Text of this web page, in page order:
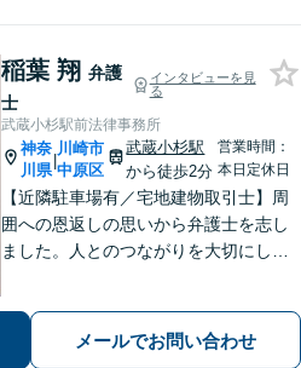
稲葉 翔 弁護
士
インタビューを見
る
武蔵小杉駅前法律事務所
神奈
川県
|
川崎市
中原区
武蔵小杉駅
から徒歩2分
営業時間：
本日定休日
【近隣駐車場有／宅地建物取引士】周
囲への恩返しの思いから弁護士を志し
ました。人とのつながりを大切にし、
力になれるよう尽力いたしますので、
一人で抱え込まず、まずはご相談くだ
メールでお問い合わせ